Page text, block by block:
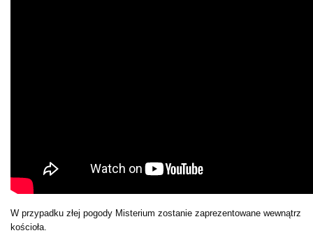
W przypadku złej pogody Misterium zostanie zaprezentowane wewnątrz
kościoła.